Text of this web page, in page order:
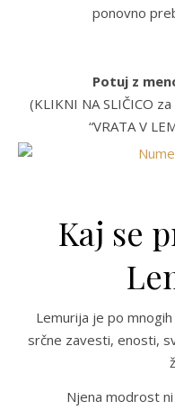
ponovno
Potuj z
(KLIKNI NA SLIČICO
“VRATA V
Kaj se
Lemurija je po
srčne zavesti, enosti,
Njena modrost